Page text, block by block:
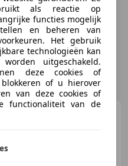
als reactie op
functies mogelijk
en beheren van
Het gebruik
technologieën kan
uitgeschakeld.
deze cookies of
of u hierover
van deze cookies of
functionaliteit van de